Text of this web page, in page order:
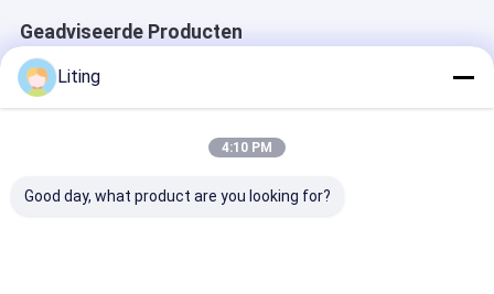
Geadviseerde Producten
Liting
4:10 PM
Good day, what product are you looking for?